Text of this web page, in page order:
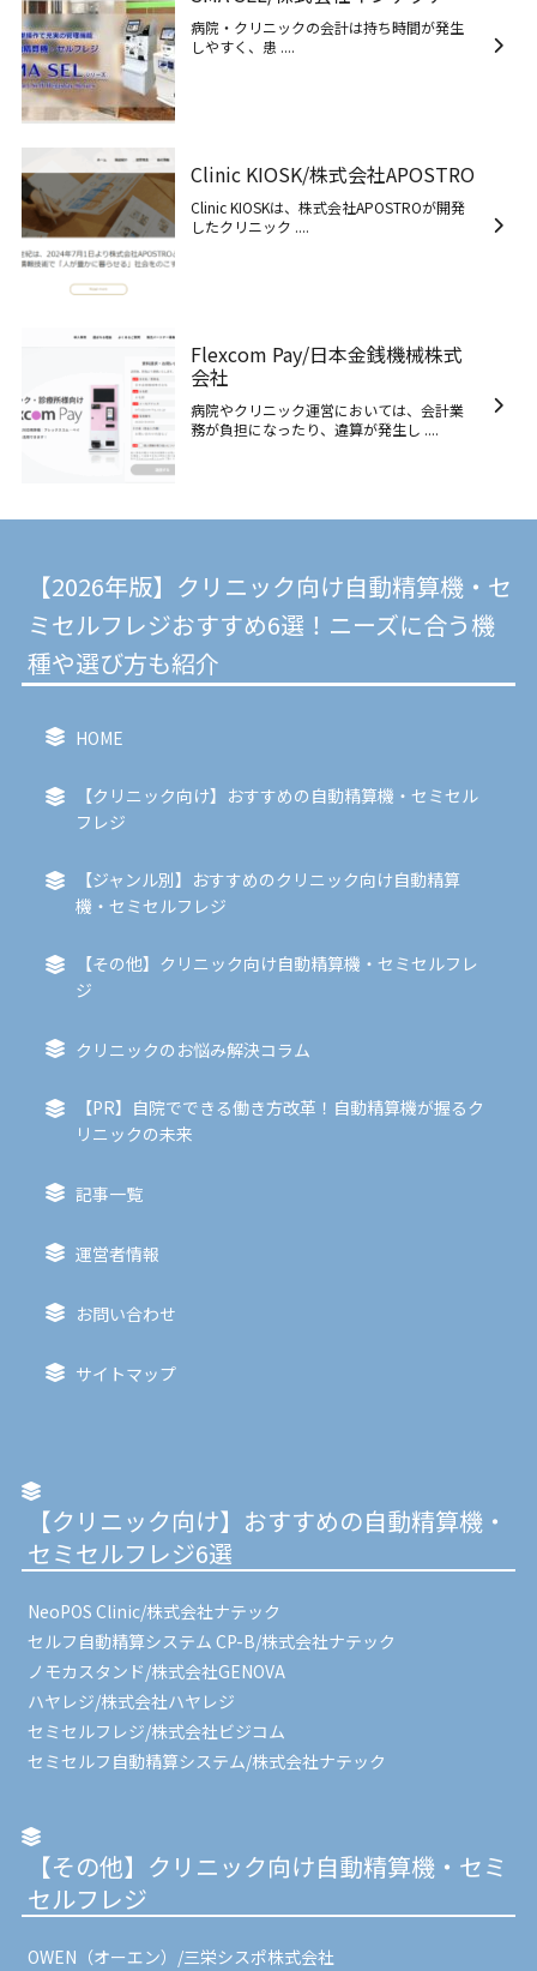
病院・クリニックの会計は持ち時間が発生
しやすく、患 ....
Clinic KIOSK/株式会社APOSTRO
Clinic KIOSKは、株式会社APOSTROが開発
したクリニック ....
Flexcom Pay/日本金銭機械株式
会社
病院やクリニック運営においては、会計業
務が負担になったり、違算が発生し ....
【2026年版】クリニック向け自動精算機・セ
ミセルフレジおすすめ6選！ニーズに合う機
種や選び方も紹介
HOME
【クリニック向け】おすすめの自動精算機・セミセル
フレジ
【ジャンル別】おすすめのクリニック向け自動精算
機・セミセルフレジ
【その他】クリニック向け自動精算機・セミセルフレ
ジ
クリニックのお悩み解決コラム
【PR】自院でできる働き方改革！自動精算機が握るク
リニックの未来
記事一覧
運営者情報
お問い合わせ
サイトマップ
【クリニック向け】おすすめの自動精算機・
セミセルフレジ6選
NeoPOS Clinic/株式会社ナテック
セルフ自動精算システム CP-B/株式会社ナテック
ノモカスタンド/株式会社GENOVA
ハヤレジ/株式会社ハヤレジ
セミセルフレジ/株式会社ビジコム
セミセルフ自動精算システム/株式会社ナテック
【その他】クリニック向け自動精算機・セミ
セルフレジ
OWEN（オーエン）/三栄シスポ株式会社